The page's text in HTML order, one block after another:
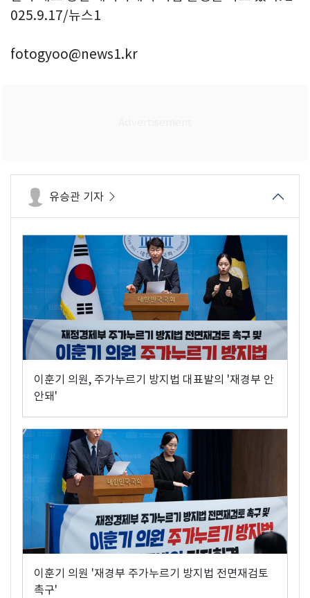
025.9.17/뉴스1
fotogyoo@news1.kr
유승관 기자
이훈기 의원, 주가누르기 방지법 대표발의 '재경부 안
안돼'
이훈기 의원 '재경부 주가누르기 방지법 전면재검토
촉구'